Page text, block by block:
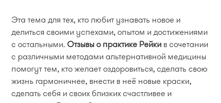
Эта тема для тех, кто любит узнавать новое и
делиться своими успехами, опытом и достижениями
с остальными. Отзывы о практике Рейкив сочетании
с различными методами альтернативной медицины
помогут тем, кто желает оздоровиться, сделать свою
жизнь гармоничнее, внести в неё новые краски,
сделать себя и своих близких счастливее и